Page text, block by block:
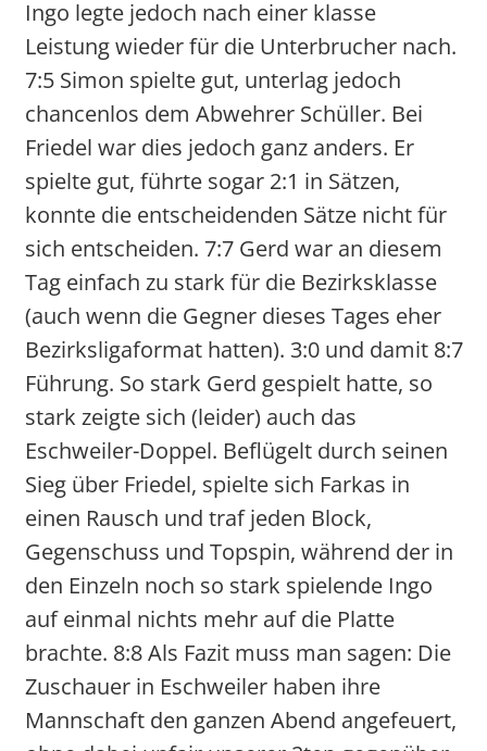
Ingo legte jedoch nach einer klasse
Leistung wieder für die Unterbrucher nach.
7:5 Simon spielte gut, unterlag jedoch
chancenlos dem Abwehrer Schüller. Bei
Friedel war dies jedoch ganz anders. Er
spielte gut, führte sogar 2:1 in Sätzen,
konnte die entscheidenden Sätze nicht für
sich entscheiden. 7:7 Gerd war an diesem
Tag einfach zu stark für die Bezirksklasse
(auch wenn die Gegner dieses Tages eher
Bezirksligaformat hatten). 3:0 und damit 8:7
Führung. So stark Gerd gespielt hatte, so
stark zeigte sich (leider) auch das
Eschweiler-Doppel. Beflügelt durch seinen
Sieg über Friedel, spielte sich Farkas in
einen Rausch und traf jeden Block,
Gegenschuss und Topspin, während der in
den Einzeln noch so stark spielende Ingo
auf einmal nichts mehr auf die Platte
brachte. 8:8 Als Fazit muss man sagen: Die
Zuschauer in Eschweiler haben ihre
Mannschaft den ganzen Abend angefeuert,